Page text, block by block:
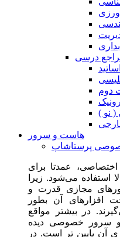
درسی
دوم
( نو )
هاست و سرور
پرستاشاپ
عمدتا برای
استفاده می‌شود. زیرا
مجازی قدرت و
افزارهای آن بطور
در بیشتر مواقع
سرور خصوصی دیده
آن پایین تر است. در